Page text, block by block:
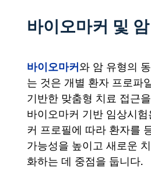
바이오마커 및
바이오마커와 암 유형의
는 것은 개별 환자 프로파
기반한 맞춤형 치료 접근
바이오마커 기반 임상시
커 프로필에 따라 환자를
가능성을 높이고 새로운
화하는 데 중점을 둡니다.